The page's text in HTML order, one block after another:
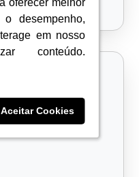
oferecer melhor
desempenho,
em nosso
conteúdo.
Aceitar Cookies
oferecer melhor
desempenho,
em nosso
conteúdo.
Aceitar Cookies